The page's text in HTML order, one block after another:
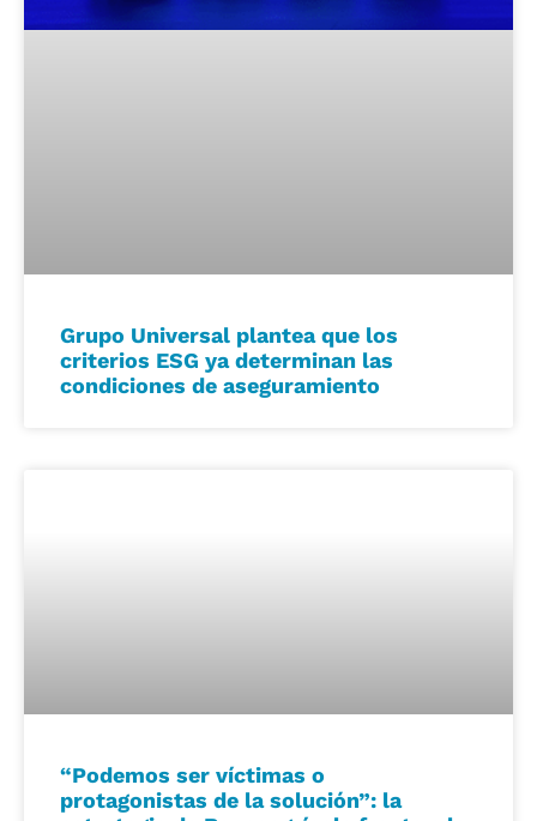
Grupo Universal plantea que los
criterios ESG ya determinan las
condiciones de aseguramiento
“Podemos ser víctimas o
protagonistas de la solución”: la